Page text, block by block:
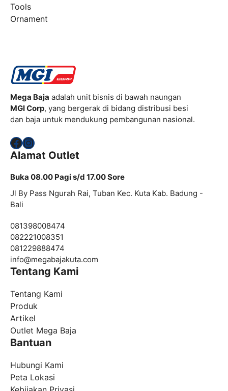
Tools
Ornament
Mega Baja adalah unit bisnis di bawah naungan
MGI Corp, yang bergerak di bidang distribusi besi
dan baja untuk mendukung pembangunan nasional.
Facebook
Instagram
Alamat Outlet
Buka 08.00 Pagi s/d 17.00 Sore
Jl By Pass Ngurah Rai, Tuban Kec. Kuta Kab. Badung -
Bali
081398008474
082221008351
081229888474
info@megabajakuta.com
Tentang Kami
Tentang Kami
Produk
Artikel
Outlet Mega Baja
Bantuan
Hubungi Kami
Peta Lokasi